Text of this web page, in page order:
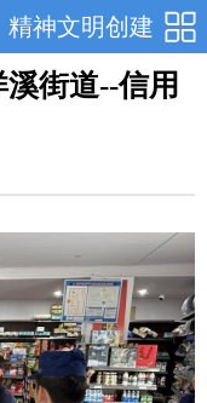
精神文明创建
街道--信用